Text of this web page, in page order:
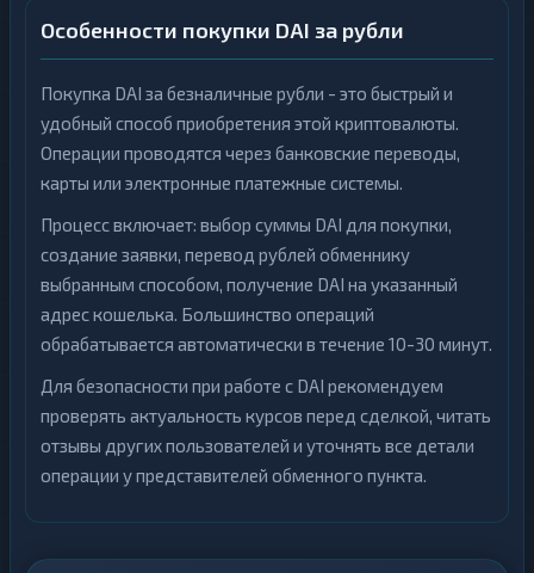
Особенности покупки DAI за рубли
Покупка DAI за безналичные рубли - это быстрый и
удобный способ приобретения этой криптовалюты.
Операции проводятся через банковские переводы,
карты или электронные платежные системы.
Процесс включает: выбор суммы DAI для покупки,
создание заявки, перевод рублей обменнику
выбранным способом, получение DAI на указанный
адрес кошелька. Большинство операций
обрабатывается автоматически в течение 10-30 минут.
Для безопасности при работе с DAI рекомендуем
проверять актуальность курсов перед сделкой, читать
отзывы других пользователей и уточнять все детали
операции у представителей обменного пункта.